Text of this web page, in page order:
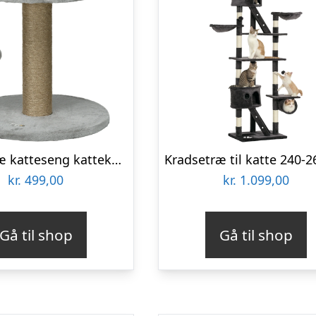
Kradsetræ katteseng kattekurv, inklusive legebold, 40 cm x 40 cm x 49 cm, grå
kr. 499,00
Gå til shop
kr. 1.099,00
Gå til shop